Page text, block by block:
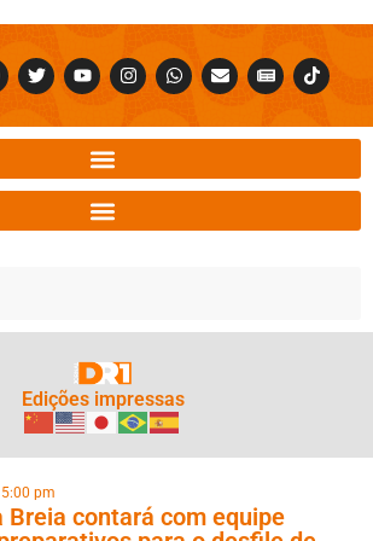
Edições impressas
5:00 pm
Breia contará com equipe